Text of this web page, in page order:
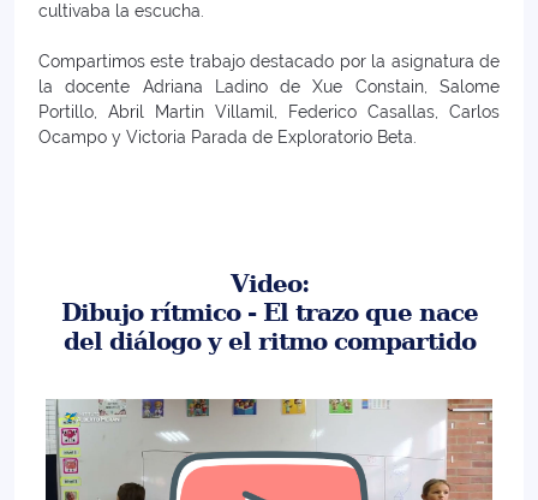
cultivaba la escucha.
Compartimos este trabajo destacado por la asignatura de
la docente Adriana Ladino de Xue Constain, Salome
Portillo, Abril Martin Villamil, Federico Casallas, Carlos
Ocampo y Victoria Parada de Exploratorio Beta.
Video:
Dibujo rítmico - El trazo que nace
del diálogo y el ritmo compartido